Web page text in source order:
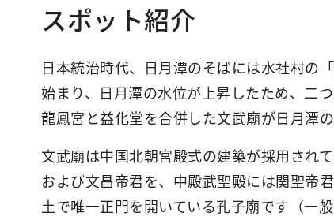
スポット紹介
日本統治時代、日月潭のそばには水社村の
始まり、日月潭の水位が上昇したため、二
龍鳳宮と益化堂を合併した文武廟が日月潭
文武廟は中国北朝宮殿式の建築が採用され
および文昌帝君を、中殿武聖殿には関聖帝
土で唯一正門を開いている孔子廟です（一